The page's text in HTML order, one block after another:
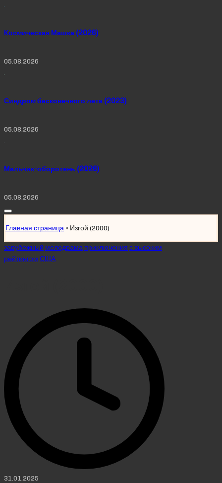
Космическая Машка (2026)
05.08.2026
Синдром бесконечного лета (2023)
05.08.2026
Мальчик-оборотень (2026)
05.08.2026
Главная страница » Изгой (2000)
Posted
in
зарубежный мелодрама приключения с высоким
рейтингом США
31.01.2025